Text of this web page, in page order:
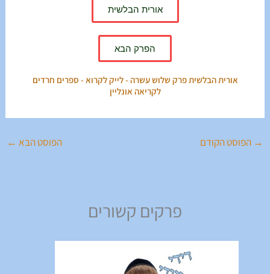
אורית הבלשית
הפרק הבא
אורית הבלשית פרק שלוש עשרה - לייק לקרוא - ספרים חרדים
לקריאה אונליין
→ הפוסט הקודם הפוסט הבא ←
פרקים קשורים